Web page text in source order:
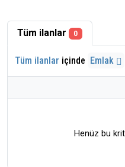
Tüm ilanlar 0
Tüm ilanlar içinde Emlak
Henüz bu